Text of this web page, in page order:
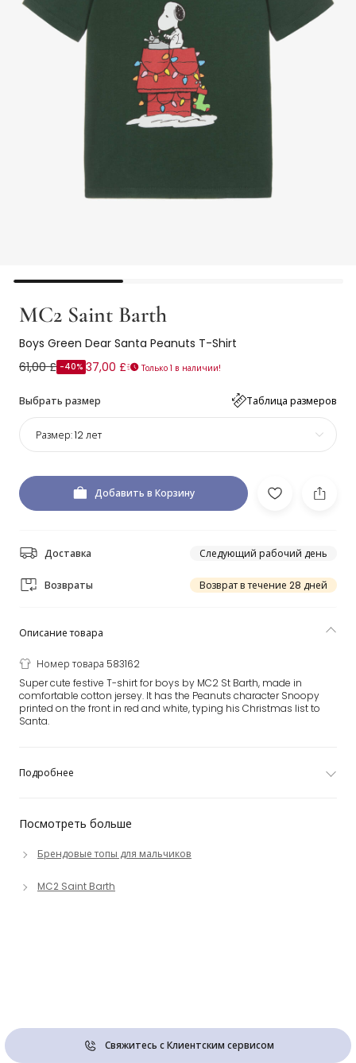
MC2 Saint Barth
Boys Green Dear Santa Peanuts T-Shirt
61,00 £ -40% 37,00 £ Только 1 в наличии!
Выбрать размер Таблица размеров
Размер:12 лет
Добавить в Корзину
Доставка Следующий рабочий день
Возвраты Возврат в течение 28 дней
Посмотреть больше
Брендовые топы для мальчиков
MC2 Saint Barth
Описание товара
Номер товара 583162
Super cute festive T-shirt for boys by MC2 St Barth, made in
comfortable cotton jersey. It has the Peanuts character Snoopy
printed on the front in red and white, typing his Christmas list to
Santa.
Подробнее
Свяжитесь с Клиентским сервисом